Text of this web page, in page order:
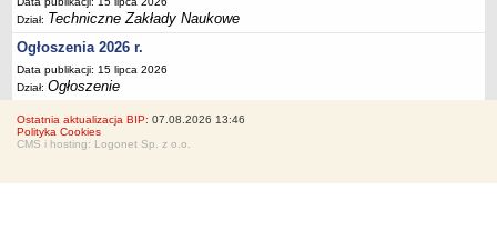
Dział: Techniczne Zakłady Naukowe
Ogłoszenia 2026 r.
Data publikacji: 15 lipca 2026
Dział:Ogłoszenie
Ostatnia aktualizacja BIP: 07.08.2026 13:46
Polityka Cookies
CMS i hosting: Logonet Sp. z o.o.